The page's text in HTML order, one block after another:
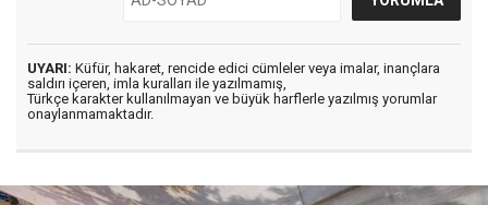
UYARI: Küfür, hakaret, rencide edici cümleler veya imalar, inançlara
saldırı içeren, imla kuralları ile yazılmamış,
Türkçe karakter kullanılmayan ve büyük harflerle yazılmış yorumlar
onaylanmamaktadır.